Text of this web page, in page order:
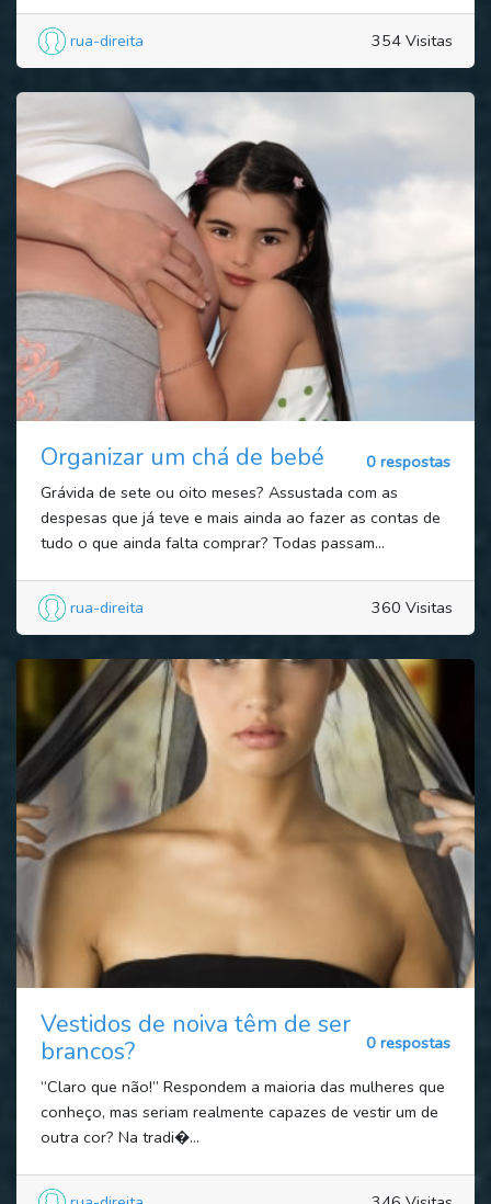
rua-direita 354 Visitas
Organizar um chá de bebé
0 respostas
Grávida de sete ou oito meses? Assustada com as
despesas que já teve e mais ainda ao fazer as contas de
tudo o que ainda falta comprar? Todas passam...
rua-direita 360 Visitas
Vestidos de noiva têm de ser
brancos?
0 respostas
“Claro que não!” Respondem a maioria das mulheres que
conheço, mas seriam realmente capazes de vestir um de
outra cor? Na tradi�...